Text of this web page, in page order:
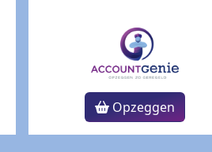
Opzeggen